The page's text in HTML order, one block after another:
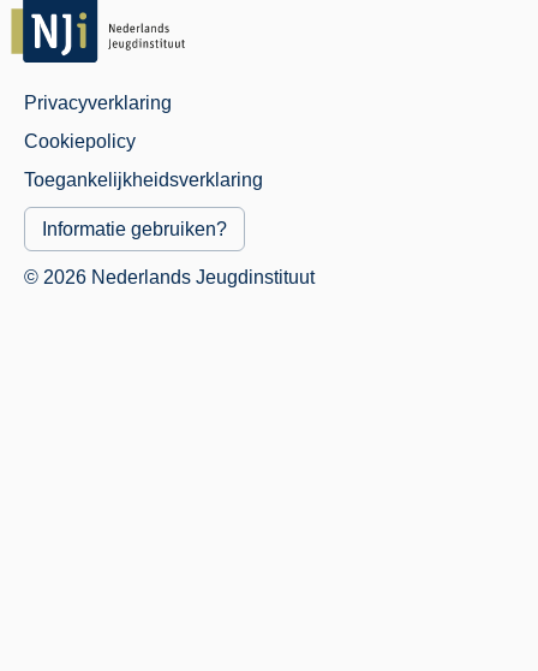
Juridisch
Menu
Privacyverklaring
Cookiepolicy
Toegankelijkheidsverklaring
Informatie gebruiken?
© 2026 Nederlands Jeugdinstituut